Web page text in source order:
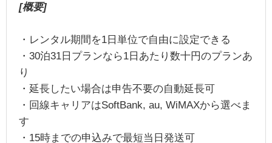
[概要]
・レンタル期間を1日単位で自由に設定できる
・30泊31日プランなら1日あたり数十円のプランあ
り
・延長したい場合は申告不要の自動延長可
・回線キャリアはSoftBank, au, WiMAXから選べま
す
・15時までの申込みで最短当日発送可